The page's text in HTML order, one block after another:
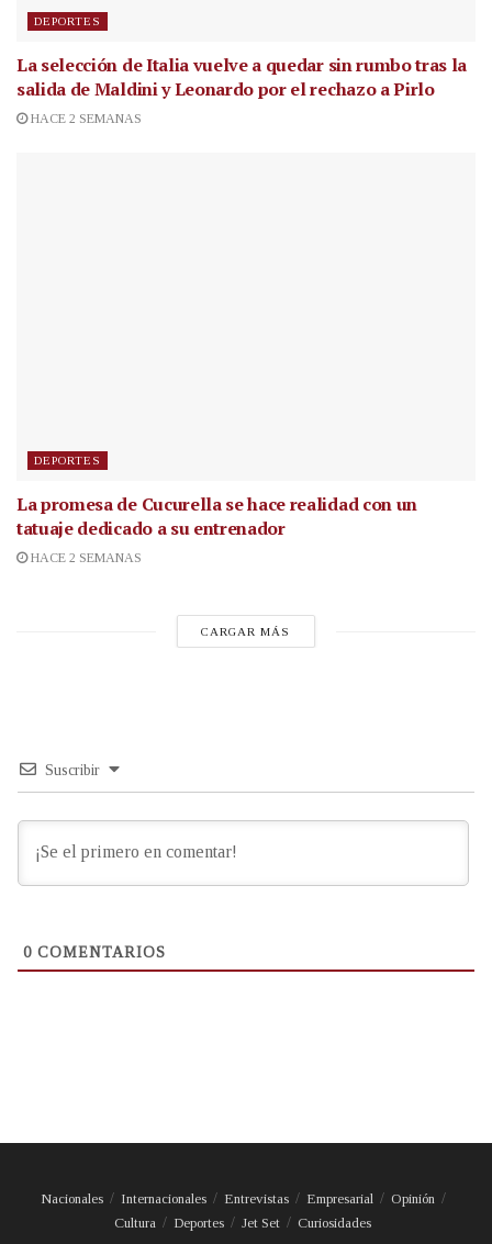
DEPORTES
La selección de Italia vuelve a quedar sin rumbo tras la
salida de Maldini y Leonardo por el rechazo a Pirlo
HACE 2 SEMANAS
DEPORTES
La promesa de Cucurella se hace realidad con un
tatuaje dedicado a su entrenador
HACE 2 SEMANAS
CARGAR MÁS
Suscribir
0 COMENTARIOS
Nacionales Internacionales Entrevistas Empresarial
Opinión
Cultura
Deportes Jet Set Curiosidades